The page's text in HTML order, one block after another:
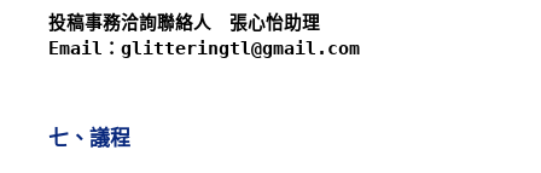
投稿事務洽詢聯絡人　張心怡助理
Email：glitteringtl@gmail.com
七、議程